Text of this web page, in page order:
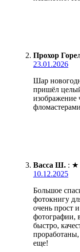
Прохор
23.01.2026
Шар
пришёл
изображение
Васса Ш. : ★
10.12.2025
Большое
фотокнигу
очень прост
фотографии,
быстро,
проработаны,
еще!